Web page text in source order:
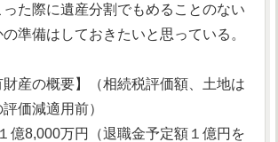
た際に遺産分割でもめることのない
準備はしておきたいと思っている。
財産の概要】（相続税評価額、土地は
価減適用前）
億8,000万円（退職金予定額１億円を